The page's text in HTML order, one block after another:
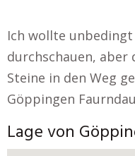
Ich wollte
durchschauen,
Steine in den Weg
Göppingen
Lage von